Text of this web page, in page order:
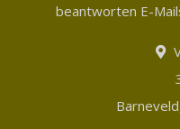
beantworten E-